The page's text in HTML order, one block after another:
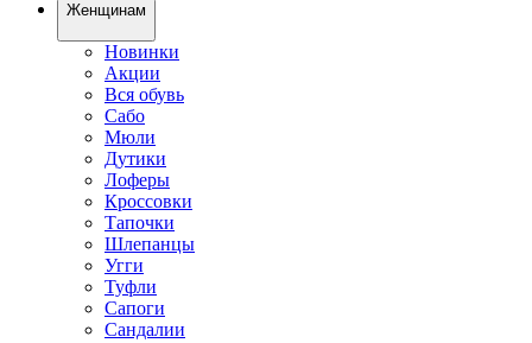
Женщинам
Новинки
Акции
Вся обувь
Сабо
Мюли
Дутики
Лоферы
Кроссовки
Тапочки
Шлепанцы
Угги
Туфли
Сапоги
Сандалии